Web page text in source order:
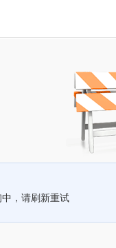
，请刷新重试